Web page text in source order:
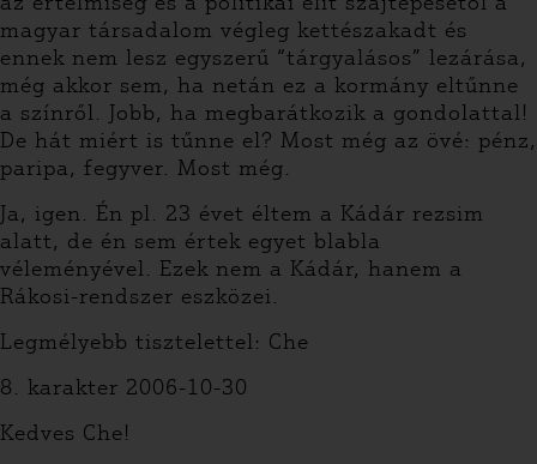
magyar társadalom végleg kettészakadt és
ennek nem lesz egyszerű “tárgyalásos” lezárása,
még akkor sem, ha netán ez a kormány eltűnne
a színről. Jobb, ha megbarátkozik a gondolattal!
De hát miért is tűnne el? Most még az övé: pénz,
paripa, fegyver. Most még.
Ja, igen. Én pl. 23 évet éltem a Kádár rezsim
alatt, de én sem értek egyet blabla
véleményével. Ezek nem a Kádár, hanem a
Rákosi-rendszer eszközei.
Legmélyebb tisztelettel: Che
8. karakter 2006-10-30
Kedves Che!